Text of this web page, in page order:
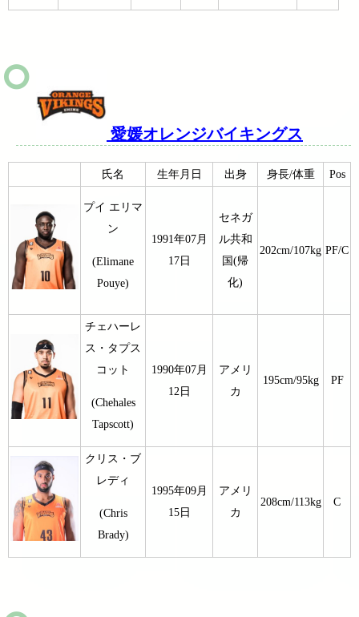
愛媛オレンジバイキングス
氏名 生年月日 出身 身長/体重 Pos
プイ エリマ
ン
(Elimane
Pouye)
1991年07月
17日
セネガ
ル共和
国(帰
化)
202cm/107kg PF/C
チェハーレ
ス・タプス
コット
(Chehales
Tapscott)
1990年07月
12日
アメリ
カ
195cm/95kg PF
クリス・ブ
レディ
(Chris
Brady)
1995年09月
15日
アメリ
カ
208cm/113kg C